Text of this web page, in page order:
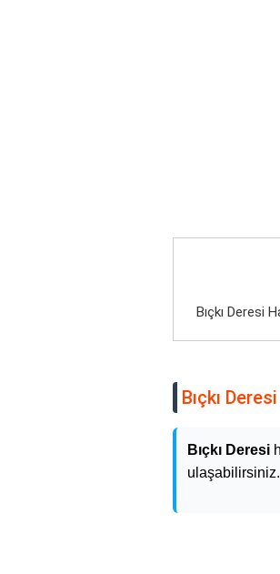
Bıçkı Deresi
Bıçkı
Bıçkı Deresi
ulaşabilirsiniz.